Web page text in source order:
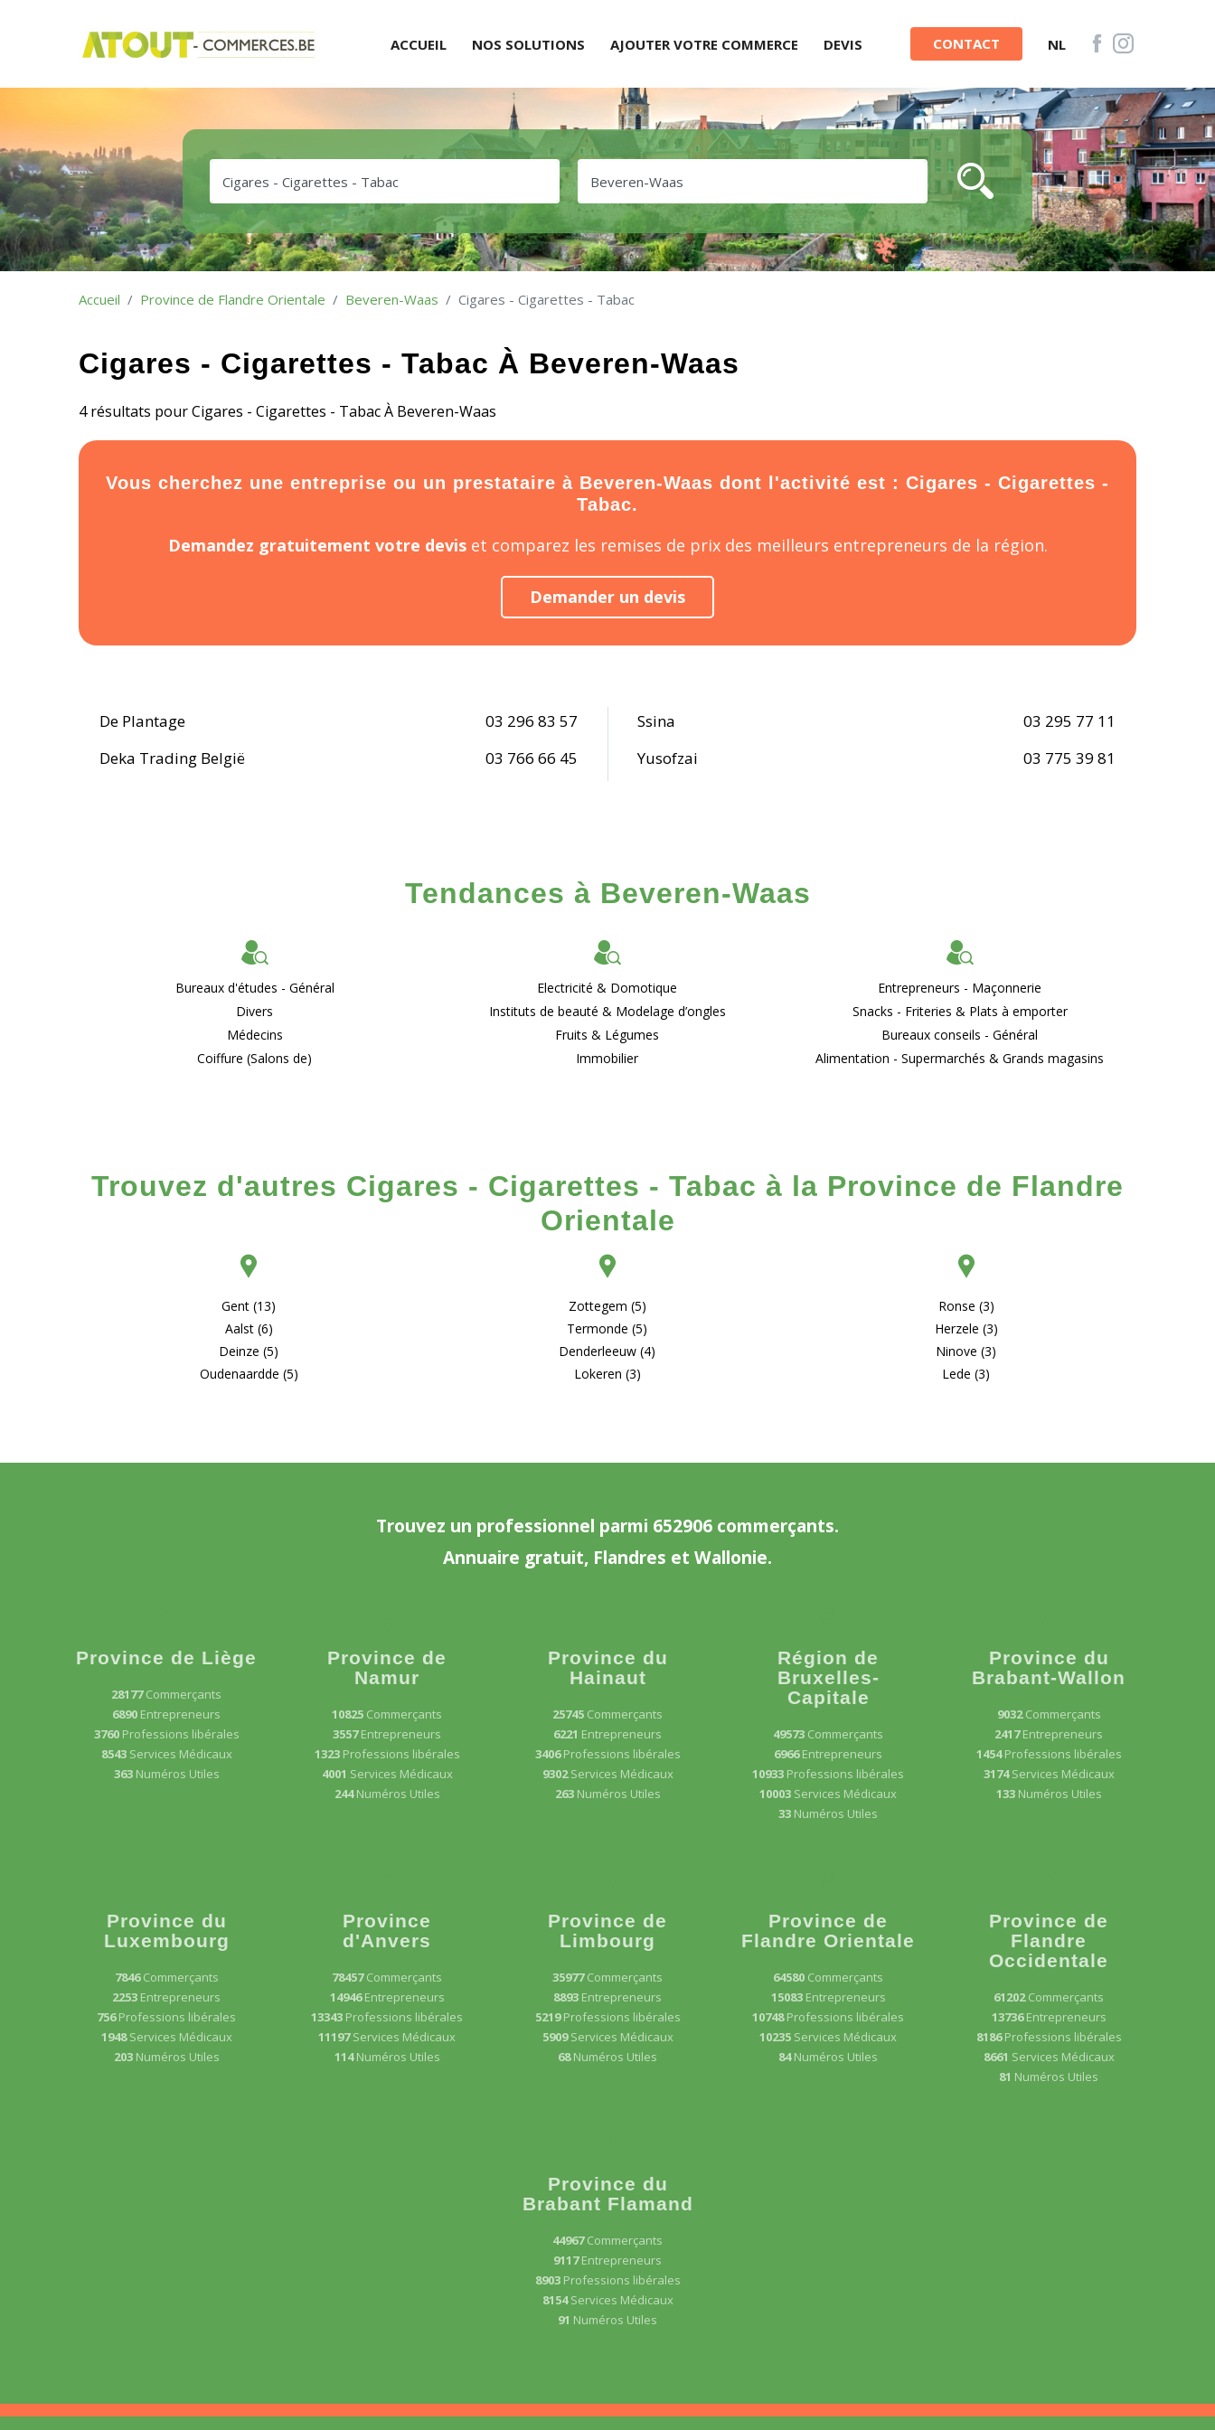
ACCUEIL NOS SOLUTIONS AJOUTER VOTRE COMMERCE DEVIS CONTACT NL
Accueil Province de Flandre Orientale Beveren-Waas Cigares - Cigarettes - Tabac
Cigares - Cigarettes - Tabac À Beveren-Waas
4 résultats pour Cigares - Cigarettes - Tabac À Beveren-Waas
Vous cherchez une entreprise ou un prestataire à Beveren-Waas dont l'activité est : Cigares - Cigarettes -
Tabac.
Demandez gratuitement votre deviset comparez les remises de prix des meilleurs entrepreneurs de la région.
Demander un devis
De Plantage
03 296 83 57
Deka Trading België
03 766 66 45
Ssina
03 295 77 11
Yusofzai
03 775 39 81
Tendances à Beveren-Waas
Bureaux d'études - Général
Divers
Médecins
Coiffure (Salons de)
Electricité & Domotique
Instituts de beauté & Modelage d’ongles
Fruits & Légumes
Immobilier
Entrepreneurs - Maçonnerie
Snacks - Friteries & Plats à emporter
Bureaux conseils - Général
Alimentation - Supermarchés & Grands magasins
Trouvez d'autres Cigares - Cigarettes - Tabac à la Province de Flandre
Orientale
Gent (13)
Aalst (6)
Deinze (5)
Oudenaardde (5)
Zottegem (5)
Termonde (5)
Denderleeuw (4)
Lokeren (3)
Ronse (3)
Herzele (3)
Ninove (3)
Lede (3)
Trouvez un professionnel parmi 652906 commerçants.
Annuaire gratuit, Flandres et Wallonie.
Province de Liège
28177Commerçants
6890 Entrepreneurs
3760 Professions libérales
8543 Services Médicaux
363 Numéros Utiles
Province de
Namur
10825 Commerçants
3557Entrepreneurs
1323 Professions libérales
4001 Services Médicaux
244Numéros Utiles
Province du
Hainaut
25745 Commerçants
6221 Entrepreneurs
3406Professions libérales
9302Services Médicaux
263 Numéros Utiles
Région de
Bruxelles-
Capitale
49573 Commerçants
6966Entrepreneurs
10933 Professions libérales
10003 Services Médicaux
33 Numéros Utiles
Province du
Brabant-Wallon
9032Commerçants
2417Entrepreneurs
1454Professions libérales
3174Services Médicaux
133 Numéros Utiles
Province du
Luxembourg
7846Commerçants
2253 Entrepreneurs
756Professions libérales
1948Services Médicaux
203 Numéros Utiles
Province
d'Anvers
78457Commerçants
14946Entrepreneurs
13343 Professions libérales
11197Services Médicaux
114Numéros Utiles
Province de
Limbourg
35977Commerçants
8893 Entrepreneurs
5219Professions libérales
5909Services Médicaux
68Numéros Utiles
Province de
Flandre Orientale
64580 Commerçants
15083 Entrepreneurs
10748Professions libérales
10235 Services Médicaux
84Numéros Utiles
Province de
Flandre
Occidentale
61202Commerçants
13736Entrepreneurs
8186Professions libérales
8661 Services Médicaux
81 Numéros Utiles
Province du
Brabant Flamand
44967Commerçants
9117Entrepreneurs
8903 Professions libérales
8154Services Médicaux
91 Numéros Utiles